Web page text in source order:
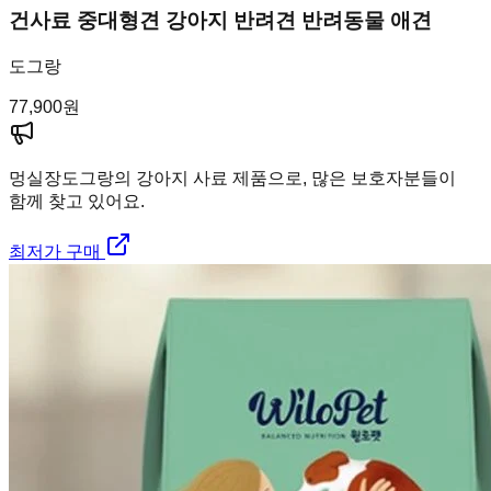
건사료 중대형견 강아지 반려견 반려동물 애견
도그랑
77,900원
멍실장도그랑의 강아지 사료 제품으로, 많은 보호자분들이
함께 찾고 있어요.
최저가 구매